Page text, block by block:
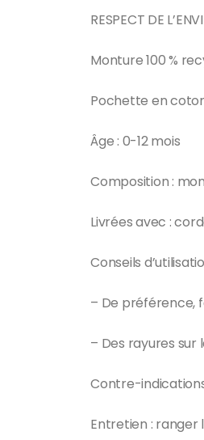
RESPECT DE
Monture 100 %
Pochette en
Âge : 0-12 mois
Composition :
Livrées avec :
Conseils
– De préférence,
– Des rayures
Contre-
Entretien : ranger